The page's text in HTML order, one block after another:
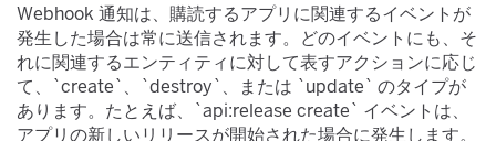
Webhook 通知は、購読するアプリに関連するイベントが
発生した場合は常に送信されます。どのイベントにも、そ
れに関連するエンティティに対して表すアクションに応じ
て、`create`​、`destroy`​、または `update`​ のタイプが
あります。たとえば、`api:release create`​ イベントは、
アプリの新しいリリースが開始された場合に発生します。